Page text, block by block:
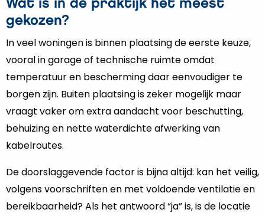
Wat is in de praktijk het meest
gekozen?
In veel woningen is binnen plaatsing de eerste keuze,
vooral in garage of technische ruimte omdat
temperatuur en bescherming daar eenvoudiger te
borgen zijn. Buiten plaatsing is zeker mogelijk maar
vraagt vaker om extra aandacht voor beschutting,
behuizing en nette waterdichte afwerking van
kabelroutes.
De doorslaggevende factor is bijna altijd: kan het veilig,
volgens voorschriften en met voldoende ventilatie en
bereikbaarheid? Als het antwoord “ja” is, is de locatie